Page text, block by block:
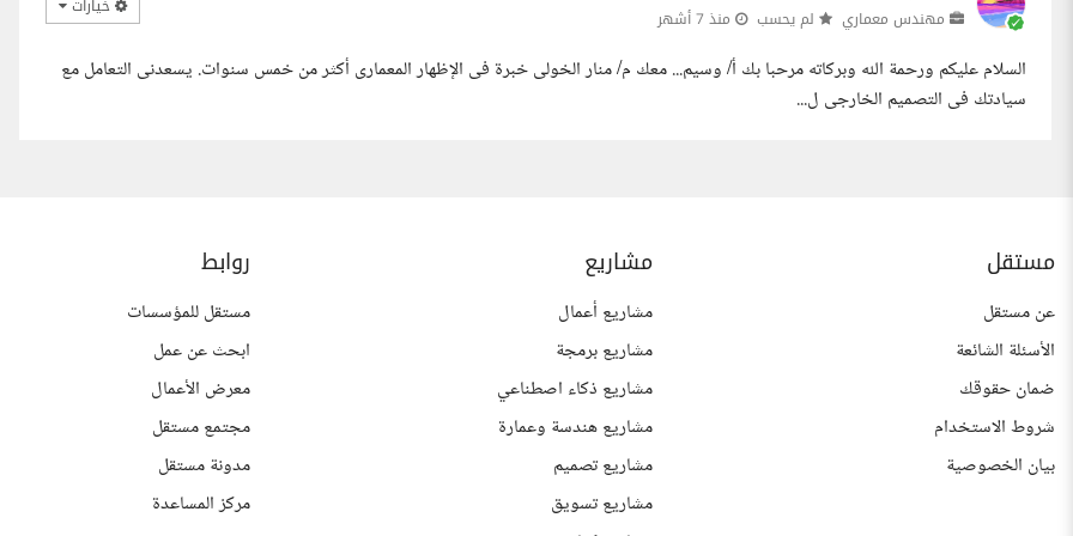
مهندس معماري لم يحسب منذ 7 أشهر خيارات
السلام عليكم ورحمة الله وبركاته مرحبا بك أ/ وسيم... معك م/ منار الخولى خبرة فى الإظهار المعمارى أكثر من خمس سنوات. يسعدنى التعامل مع
سيادتك فى التصميم الخارجى ل...
مستقل
عن مستقل
الأسئلة الشائعة
ضمان حقوقك
شروط الاستخدام
بيان الخصوصية
مشاريع
مشاريع أعمال
مشاريع برمجة
مشاريع ذكاء اصطناعي
مشاريع هندسة وعمارة
مشاريع تصميم
مشاريع تسويق
روابط
مستقل للمؤسسات
ابحث عن عمل
معرض الأعمال
مجتمع مستقل
مدونة مستقل
مركز المساعدة